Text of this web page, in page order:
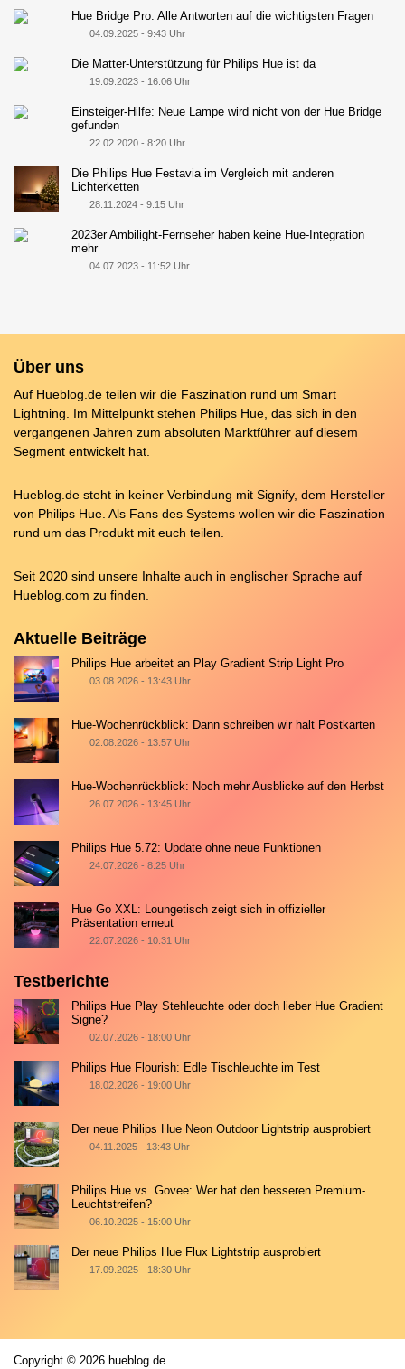
Hue Bridge Pro: Alle Antworten auf die wichtigsten Fragen
04.09.2025 - 9:43 Uhr
Die Matter-Unterstützung für Philips Hue ist da
19.09.2023 - 16:06 Uhr
Einsteiger-Hilfe: Neue Lampe wird nicht von der Hue Bridge
gefunden
22.02.2020 - 8:20 Uhr
Die Philips Hue Festavia im Vergleich mit anderen
Lichterketten
28.11.2024 - 9:15 Uhr
2023er Ambilight-Fernseher haben keine Hue-Integration
mehr
04.07.2023 - 11:52 Uhr
Über uns
Auf Hueblog.de teilen wir die Faszination rund um Smart
Lightning. Im Mittelpunkt stehen Philips Hue, das sich in den
vergangenen Jahren zum absoluten Marktführer auf diesem
Segment entwickelt hat.
Hueblog.de steht in keiner Verbindung mit Signify, dem Hersteller
von Philips Hue. Als Fans des Systems wollen wir die Faszination
rund um das Produkt mit euch teilen.
Seit 2020 sind unsere Inhalte auch in englischer Sprache auf
Hueblog.com zu finden.
Aktuelle Beiträge
Philips Hue arbeitet an Play Gradient Strip Light Pro
03.08.2026 - 13:43 Uhr
Hue-Wochenrückblick: Dann schreiben wir halt Postkarten
02.08.2026 - 13:57 Uhr
Hue-Wochenrückblick: Noch mehr Ausblicke auf den Herbst
26.07.2026 - 13:45 Uhr
Philips Hue 5.72: Update ohne neue Funktionen
24.07.2026 - 8:25 Uhr
Hue Go XXL: Loungetisch zeigt sich in offizieller
Präsentation erneut
22.07.2026 - 10:31 Uhr
Testberichte
Philips Hue Play Stehleuchte oder doch lieber Hue Gradient
Signe?
02.07.2026 - 18:00 Uhr
Philips Hue Flourish: Edle Tischleuchte im Test
18.02.2026 - 19:00 Uhr
Der neue Philips Hue Neon Outdoor Lightstrip ausprobiert
04.11.2025 - 13:43 Uhr
Philips Hue vs. Govee: Wer hat den besseren Premium-
Leuchtstreifen?
06.10.2025 - 15:00 Uhr
Der neue Philips Hue Flux Lightstrip ausprobiert
17.09.2025 - 18:30 Uhr
Copyright © 2026 hueblog.de